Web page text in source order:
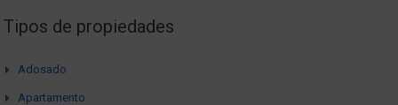
Tipos de propiedades
Adosado
Apartamento